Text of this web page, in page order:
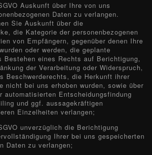
Auskunft über Ihre von uns
Daten zu verlangen.
Sie Auskunft über die
die Kategorie der personenbezogenen
von Empfängern, gegenüber denen Ihre
oder werden, die geplante
Bestehen eines Rechts auf Berichtigung,
der Verarbeitung oder Widerspruch,
Beschwerderechts, die Herkunft ihrer
nicht bei uns erhoben wurden, sowie über
automatisierten Entscheidungsfindung
und ggf. aussagekräftigen
Einzelheiten verlangen;
unverzüglich die Berichtigung
Ihrer bei uns gespeicherten
Daten zu verlangen;